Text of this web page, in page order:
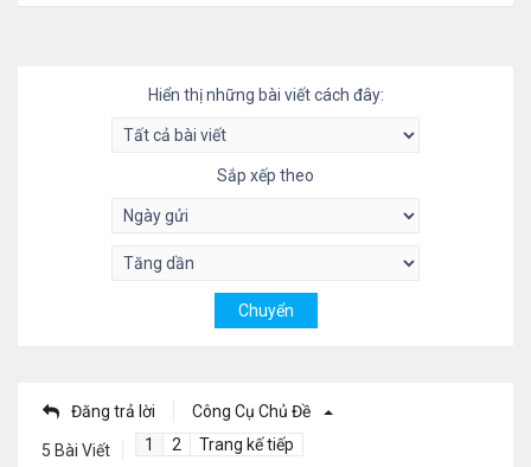
Hiển thị những bài viết cách đây:
Sắp xếp theo
Đăng trả lời Công Cụ Chủ Đề
5 Bài Viết 1 2 Trang kế tiếp